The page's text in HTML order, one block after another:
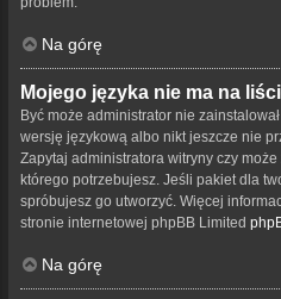
Na górę
Mojego języka nie ma na
Być może administrator nie
wersję językową albo nikt jeszcze nie
Zapytaj administratora witryny czy
którego potrzebujesz. Jeśli pakiet dla
spróbujesz go utworzyć. Więcej
stronie internetowej phpBB Limited
Na górę